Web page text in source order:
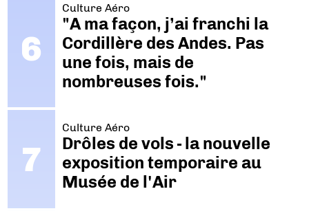
Culture Aéro
"A ma façon, j’ai franchi la
Cordillère des Andes. Pas
une fois, mais de
nombreuses fois."
Culture Aéro
Drôles de vols - la nouvelle
exposition temporaire au
Musée de l'Air